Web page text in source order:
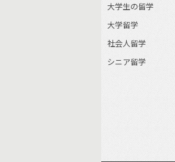
大学生の留学
大学留学
社会人留学
シニア留学